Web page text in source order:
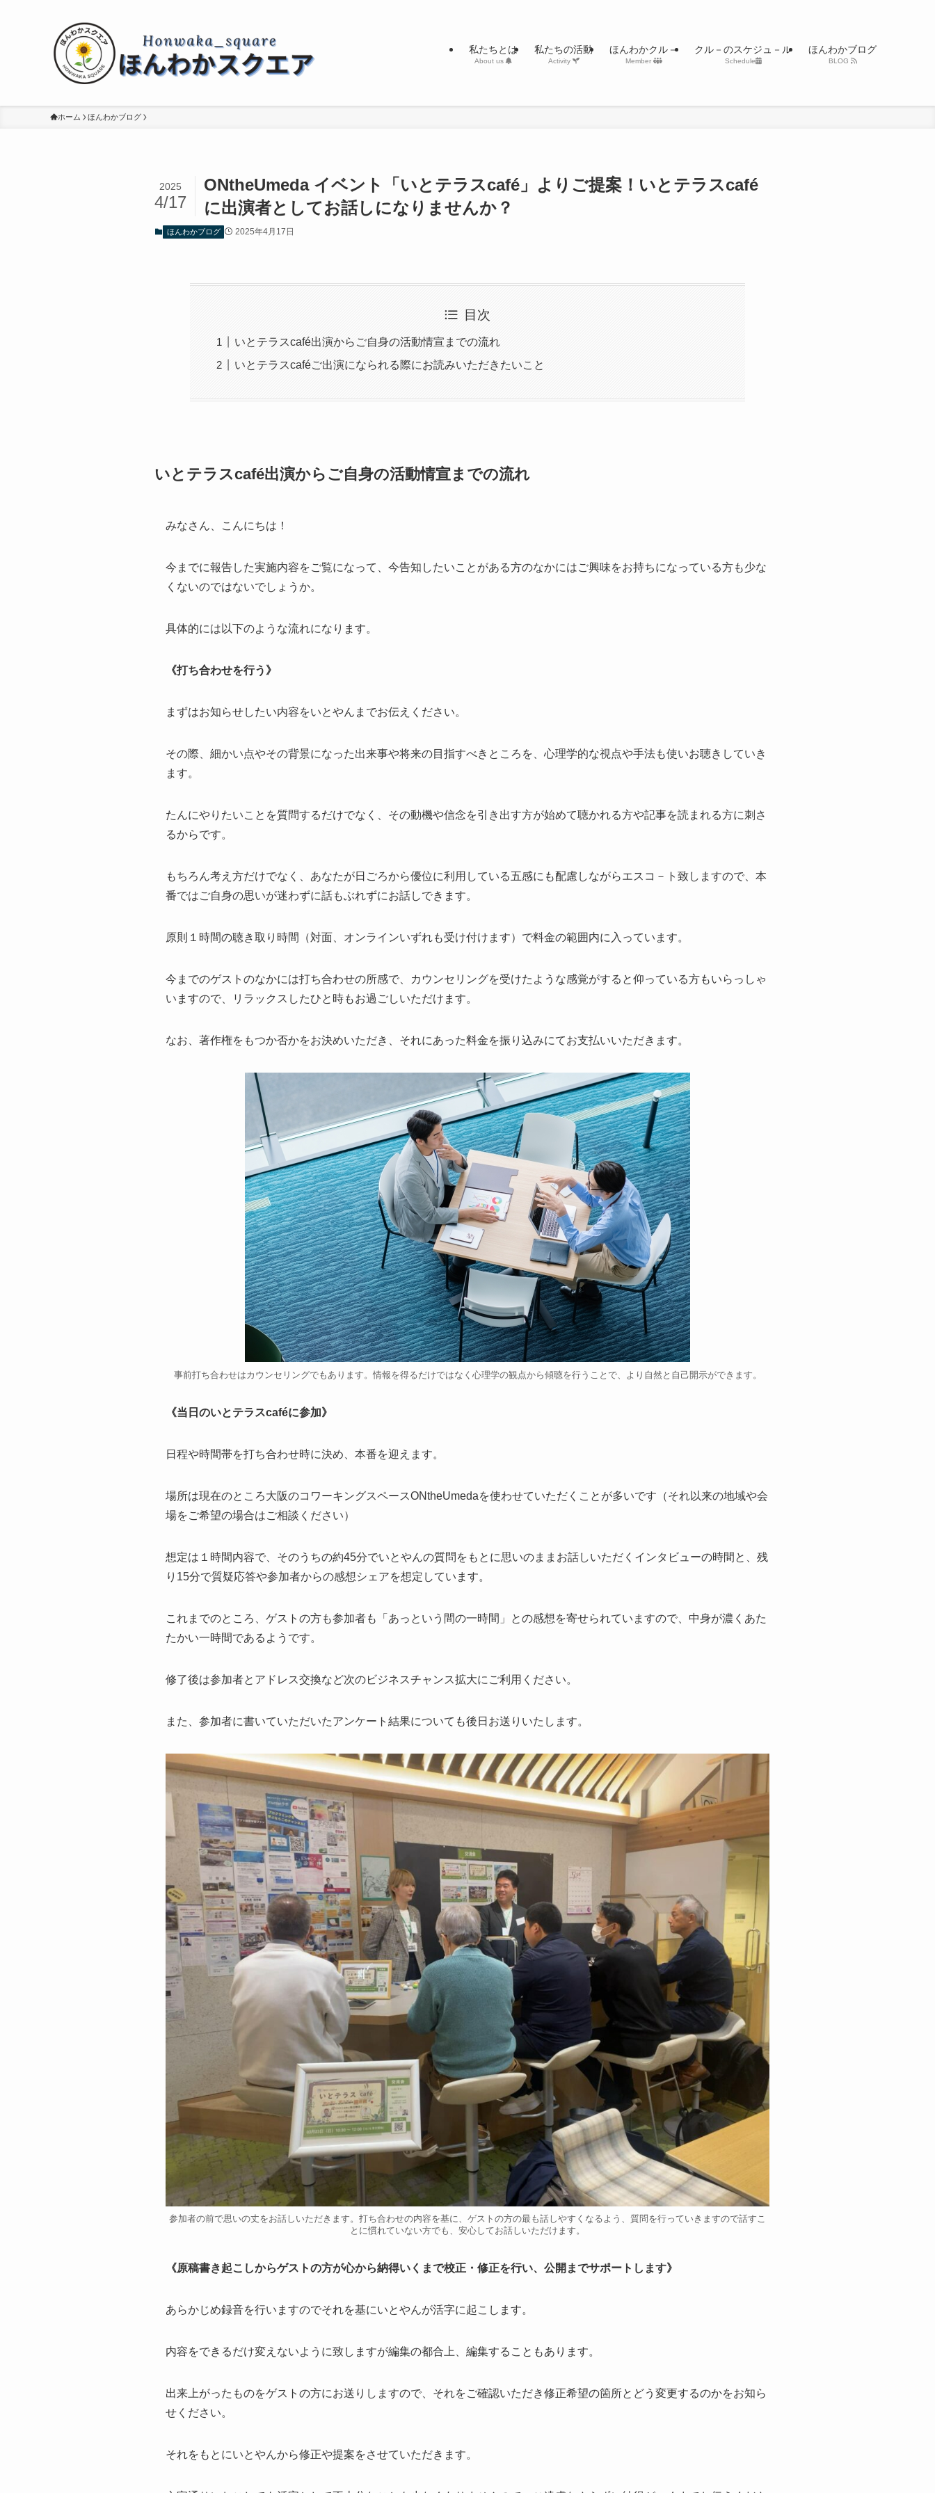
私たちとは
About us
私たちの活動
Activity
ほんわかクル－
Member
クル－のスケジュ－ル
Schedule
ほんわかブログ
BLOG
ホーム ほんわかブログ
ONtheUmeda イベント「いとテラスcafé」よりご提案！いとテラスcafé
に出演者としてお話しになりませんか？
2025
4/17
ほんわかブログ 2025年4月17日
目次
いとテラスcafé出演からご自身の活動情宣までの流れ
いとテラスcaféご出演になられる際にお読みいただきたいこと
いとテラスcafé出演からご自身の活動情宣までの流れ
みなさん、こんにちは！
今までに報告した実施内容をご覧になって、今告知したいことがある方のなかにはご興味をお持ちになっている方も少な
くないのではないでしょうか。
具体的には以下のような流れになります。
《打ち合わせを行う》
まずはお知らせしたい内容をいとやんまでお伝えください。
その際、細かい点やその背景になった出来事や将来の目指すべきところを、心理学的な視点や手法も使いお聴きしていき
ます。
たんにやりたいことを質問するだけでなく、その動機や信念を引き出す方が始めて聴かれる方や記事を読まれる方に刺さ
るからです。
もちろん考え方だけでなく、あなたが日ごろから優位に利用している五感にも配慮しながらエスコ－ト致しますので、本
番ではご自身の思いが迷わずに話もぶれずにお話しできます。
原則１時間の聴き取り時間（対面、オンラインいずれも受け付けます）で料金の範囲内に入っています。
今までのゲストのなかには打ち合わせの所感で、カウンセリングを受けたような感覚がすると仰っている方もいらっしゃ
いますので、リラックスしたひと時もお過ごしいただけます。
なお、著作権をもつか否かをお決めいただき、それにあった料金を振り込みにてお支払いいただきます。
事前打ち合わせはカウンセリングでもあります。情報を得るだけではなく心理学の観点から傾聴を行うことで、より自然と自己開示ができます。
《当日のいとテラスcaféに参加》
日程や時間帯を打ち合わせ時に決め、本番を迎えます。
場所は現在のところ大阪のコワーキングスペースONtheUmedaを使わせていただくことが多いです（それ以来の地域や会
場をご希望の場合はご相談ください）
想定は１時間内容で、そのうちの約45分でいとやんの質問をもとに思いのままお話しいただくインタビューの時間と、残
り15分で質疑応答や参加者からの感想シェアを想定しています。
これまでのところ、ゲストの方も参加者も「あっという間の一時間」との感想を寄せられていますので、中身が濃くあた
たかい一時間であるようです。
修了後は参加者とアドレス交換など次のビジネスチャンス拡大にご利用ください。
また、参加者に書いていただいたアンケート結果についても後日お送りいたします。
参加者の前で思いの丈をお話しいただきます。打ち合わせの内容を基に、ゲストの方の最も話しやすくなるよう、質問を行っていきますので話すこ
とに慣れていない方でも、安心してお話しいただけます。
《原稿書き起こしからゲストの方が心から納得いくまで校正・修正を行い、公開までサポートします》
あらかじめ録音を行いますのでそれを基にいとやんが活字に起こします。
内容をできるだけ変えないように致しますが編集の都合上、編集することもあります。
出来上がったものをゲストの方にお送りしますので、それをご確認いただき修正希望の箇所とどう変更するのかをお知ら
せください。
それをもとにいとやんから修正や提案をさせていただきます。